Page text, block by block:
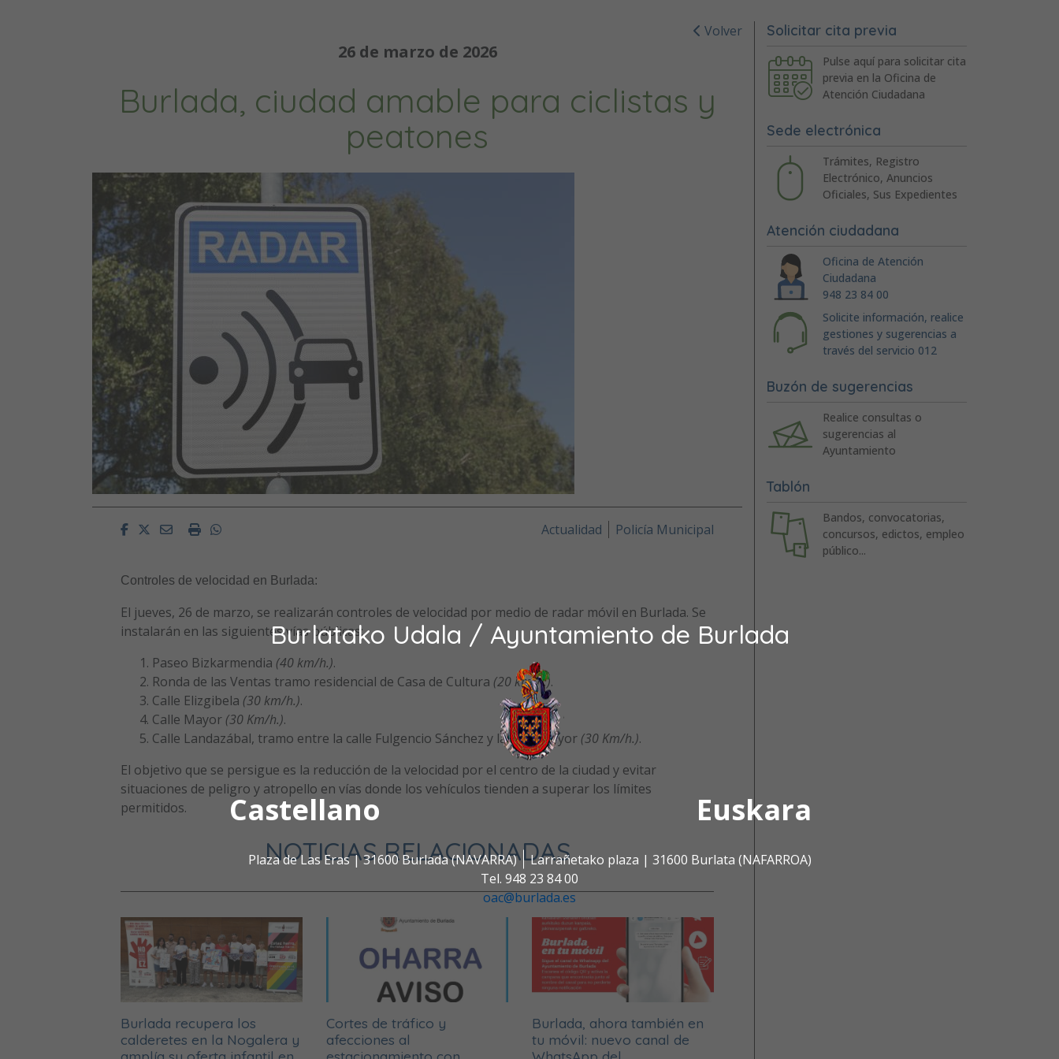
Burlatako Udala / Ayuntamiento de Burlada
Castellano Euskara
Plaza de Las Eras | 31600 Burlada (NAVARRA)
Larrañetako plaza | 31600 Burlata (NAFARROA)
Tel. 948 23 84 00
oac@burlada.es
Volver
26 de marzo de 2026
Burlada, ciudad amable para ciclistas y
peatones
FacebookTwitterEmailImprimirWhatsapp Actualidad Policía Municipal
Controles de velocidad en Burlada:
El jueves, 26 de marzo, se realizarán controles de velocidad por medio de radar móvil en Burlada. Se
instalarán en las siguientes vías públicas:
Paseo Bizkarmendia (40 km/h.).
Ronda de las Ventas tramo residencial de Casa de Cultura (20 km/h.).
Calle Elizgibela (30 km/h.).
Calle Mayor (30 Km/h.).
Calle Landazábal, tramo entre la calle Fulgencio Sánchez y la calle Mayor (30 Km/h.).
El objetivo que se persigue es la reducción de la velocidad por el centro de la ciudad y evitar
situaciones de peligro y atropello en vías donde los vehículos tienden a superar los límites
permitidos.
NOTICIAS RELACIONADAS
Burlada recupera los
calderetes en la Nogalera y
Cortes de tráfico y
afecciones al
Burlada, ahora también en
tu móvil: nuevo canal de
Solicitar cita previa
Pulse aquí para solicitar cita
previa en la Oficina de
Atención Ciudadana
Sede electrónica
Trámites, Registro
Electrónico, Anuncios
Oficiales, Sus Expedientes
Atención ciudadana
Oficina de Atención
Ciudadana
948 23 84 00
Solicite información, realice
gestiones y sugerencias a
través del servicio 012
Buzón de sugerencias
Realice consultas o
sugerencias al
Ayuntamiento
Tablón
Bandos, convocatorias,
concursos, edictos, empleo
público...